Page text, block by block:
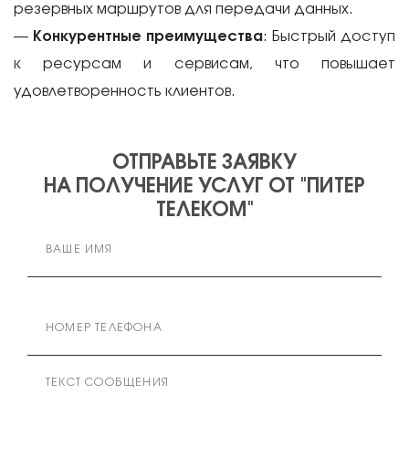
резервных маршрутов для передачи данных.
— Конкурентные преимущества: Быстрый доступ
к ресурсам и сервисам, что повышает
удовлетворенность клиентов.
ОТПРАВЬТЕ ЗАЯВКУ
НА ПОЛУЧЕНИЕ УСЛУГ ОТ "ПИТЕР
ТЕЛЕКОМ"